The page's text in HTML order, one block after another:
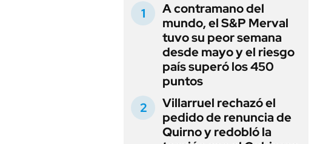
A contramano del
mundo, el S&P Merval
tuvo su peor semana
desde mayo y el riesgo
país superó los 450
puntos
Villarruel rechazó el
pedido de renuncia de
Quirno y redobló la